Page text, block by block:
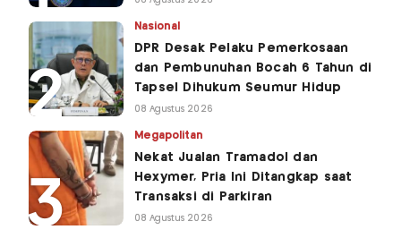
Nasional
DPR Desak Pelaku Pemerkosaan
dan Pembunuhan Bocah 6 Tahun di
Tapsel Dihukum Seumur Hidup
08 Agustus 2026
Megapolitan
Nekat Jualan Tramadol dan
Hexymer, Pria Ini Ditangkap saat
Transaksi di Parkiran
08 Agustus 2026